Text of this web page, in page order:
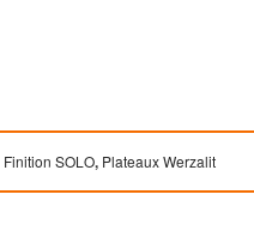
Finition SOLO, Plateaux Werzalit